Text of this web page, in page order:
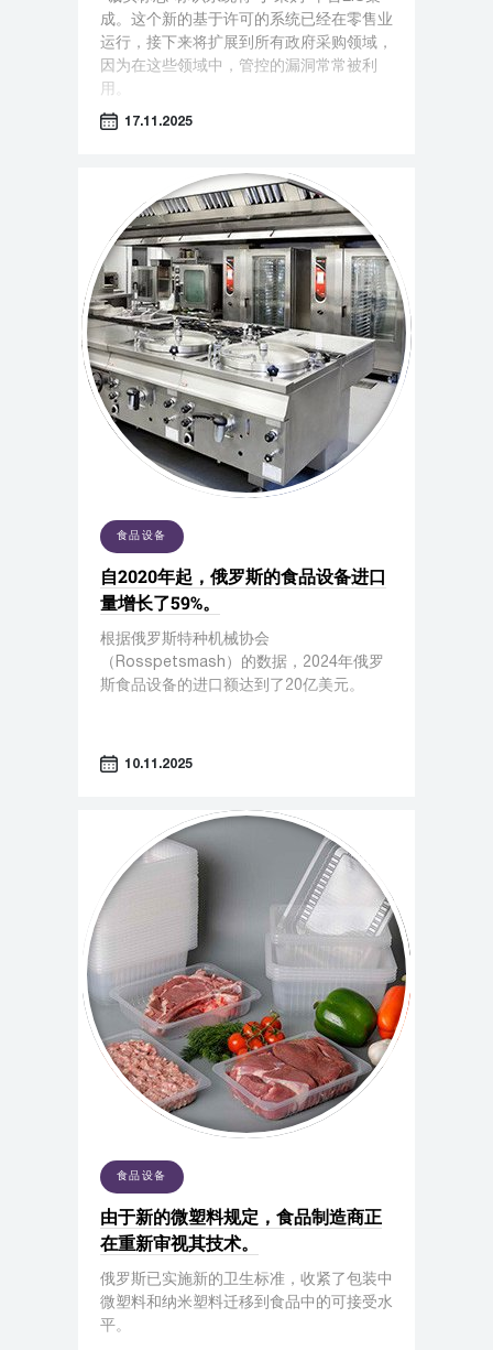
成。这个新的基于许可的系统已经在零售业
运行，接下来将扩展到所有政府采购领域，
因为在这些领域中，管控的漏洞常常被利
用。
17.11.2025
食品设备
自2020年起，俄罗斯的食品设备进口
量增长了59%。
根据俄罗斯特种机械协会
（Rosspetsmash）的数据，2024年俄罗
斯食品设备的进口额达到了20亿美元。
10.11.2025
食品设备
由于新的微塑料规定，食品制造商正
在重新审视其技术。
俄罗斯已实施新的卫生标准，收紧了包装中
微塑料和纳米塑料迁移到食品中的可接受水
平。